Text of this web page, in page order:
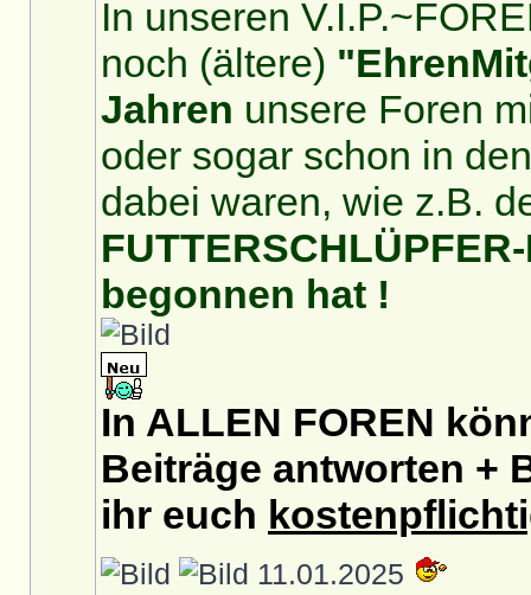
In unseren
noch (ältere)
Jahren unsere Foren
oder sogar schon in
dabei waren, wie z.B.
begonnen hat !
In ALLEN FOREN
Beiträge antworten +
ihr euch
11.01.2025